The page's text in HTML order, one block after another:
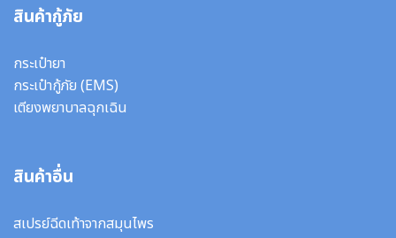
สินค้ากู้ภัย
กระเป๋ายา
กระเป๋ากู้ภัย (EMS)
เตียงพยาบาลฉุกเฉิน
สินค้าอื่น
สเปรย์ฉีดเท้าจากสมุนไพร